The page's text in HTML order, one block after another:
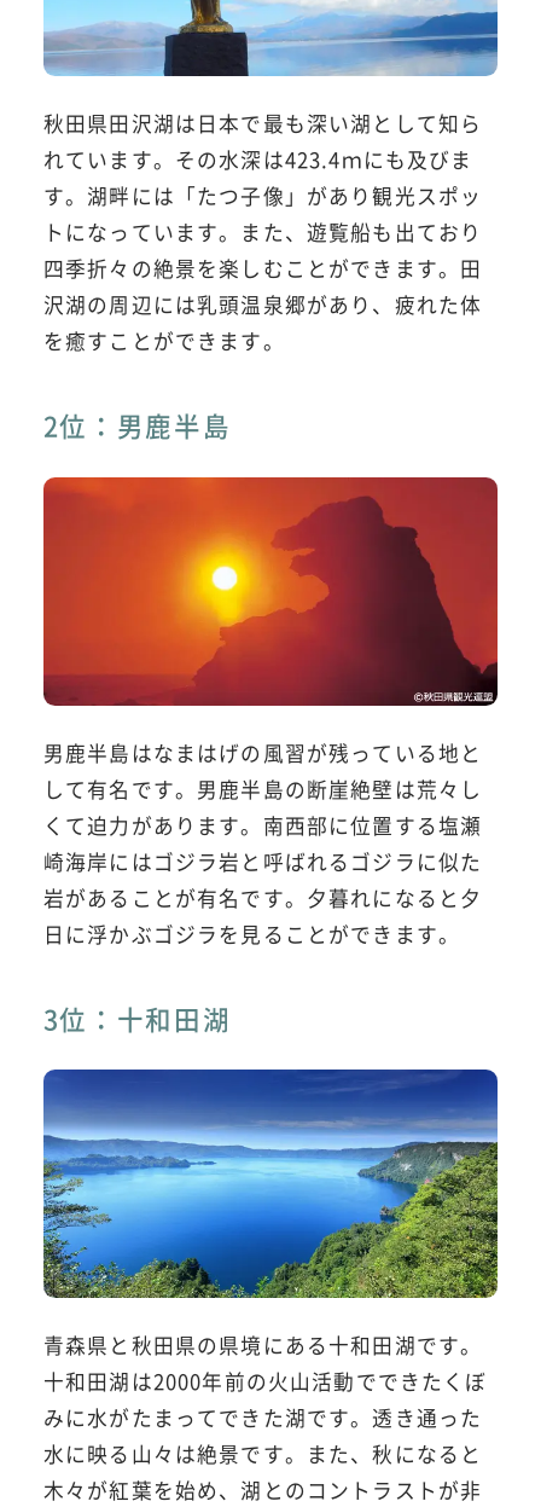
秋田県田沢湖は日本で最も深い湖として知ら
れています。その水深は423.4ｍにも及びま
す。湖畔には「たつ子像」があり観光スポッ
トになっています。また、遊覧船も出ており
四季折々の絶景を楽しむことができます。田
沢湖の周辺には乳頭温泉郷があり、疲れた体
を癒すことができます。
2位：男鹿半島
男鹿半島はなまはげの風習が残っている地と
して有名です。男鹿半島の断崖絶壁は荒々し
くて迫力があります。南西部に位置する塩瀬
崎海岸にはゴジラ岩と呼ばれるゴジラに似た
岩があることが有名です。夕暮れになると夕
日に浮かぶゴジラを見ることができます。
3位：十和田湖
青森県と秋田県の県境にある十和田湖です。
十和田湖は2000年前の火山活動でできたくぼ
みに水がたまってできた湖です。透き通った
水に映る山々は絶景です。また、秋になると
木々が紅葉を始め、湖とのコントラストが非